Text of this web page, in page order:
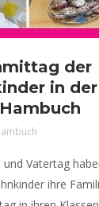
der
in der
Vatertag
ihre